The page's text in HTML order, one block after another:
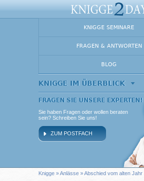
KNIGGE SEMINARE
FRAGEN & ANTWORTEN
BLOG
KNIGGE IM ÜBERBLICK
FRAGEN SIE UNSERE EXPERTEN!
Sie haben Fragen oder wollen beraten
sein? Schreiben Sie uns!
ZUM POSTFACH
Knigge »Anlässe » Abschied vom alten Jahr